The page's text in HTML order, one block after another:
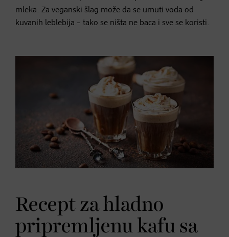
mleka. Za veganski šlag može da se umuti voda od
kuvanih leblebija – tako se ništa ne baca i sve se koristi.
Recept za hladno
pripremljenu kafu sa